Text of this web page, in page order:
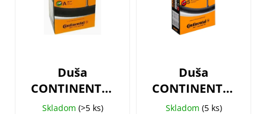
Duša
CONTINENTAL
MTB 27.5 -
Skladom (>5 ks)
Duša
CONTINENTAL
Race 28 Wide -
Skladom (5 ks)